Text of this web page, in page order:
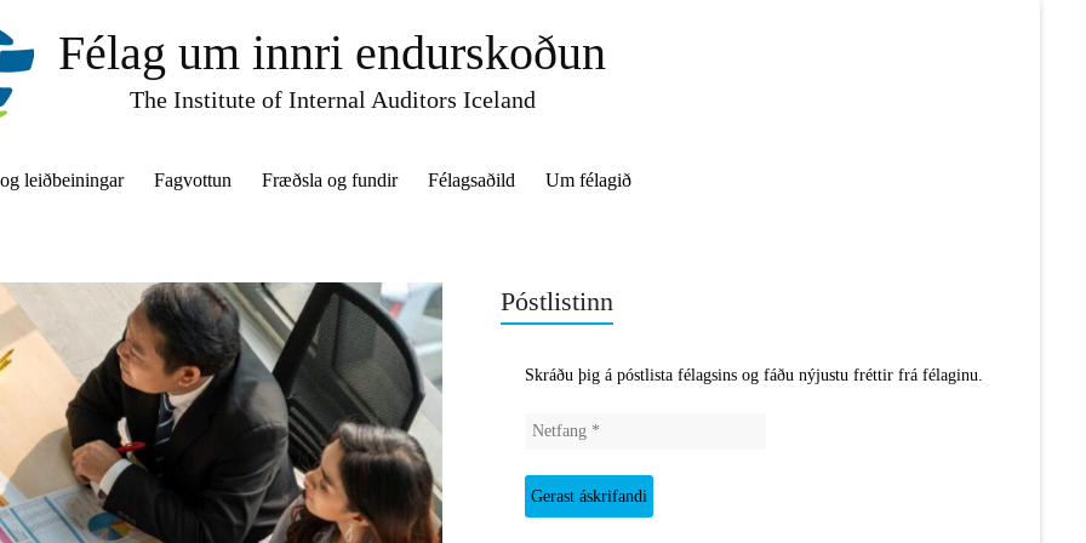
Félag um innri endurskoðun
The Institute of Internal Auditors Iceland
leiðbeiningar Fagvottun Fræðsla og fundir Félagsaðild Um félagið
Póstlistinn
Skráðu þig á póstlista félagsins og fáðu nýjustu fréttir frá félaginu.